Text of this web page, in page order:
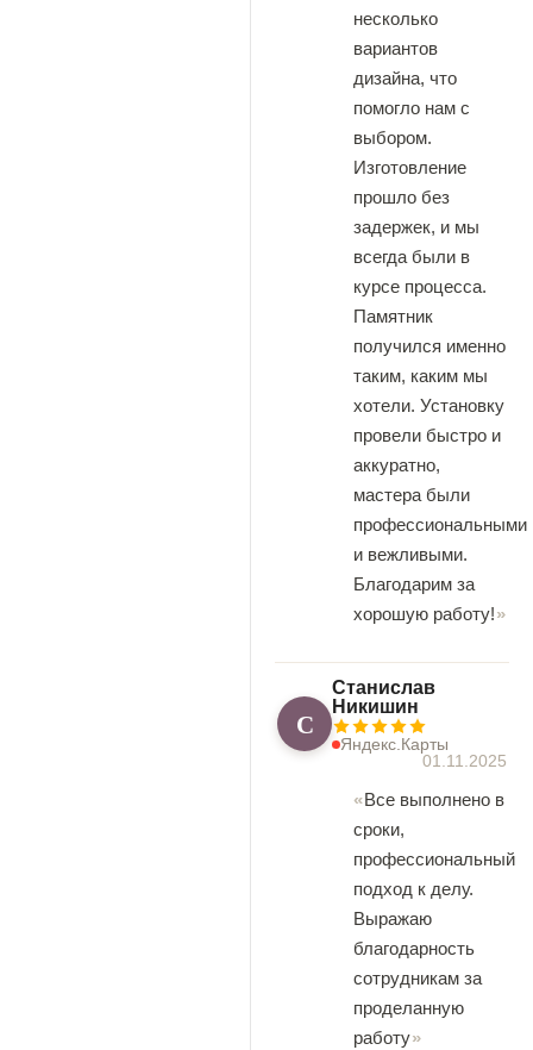
несколько
вариантов
дизайна, что
помогло нам с
выбором.
Изготовление
прошло без
задержек, и мы
всегда были в
курсе процесса.
Памятник
получился именно
таким, каким мы
хотели. Установку
провели быстро и
аккуратно,
мастера были
профессиональными
и вежливыми.
Благодарим за
хорошую работу!
С
Станислав
Никишин
Яндекс.Карты
01.11.2025
Все выполнено в
сроки,
профессиональный
подход к делу.
Выражаю
благодарность
сотрудникам за
проделанную
работу